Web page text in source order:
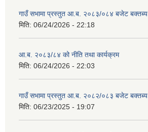
गाउँ सभामा प्रस्तुत आ.ब. २०८३/०८४ बजेट बक्तब्य
मिति: 06/24/2026 - 22:18
आ.ब. २०८३/८४ को नीति तथा कार्यक्रम
मिति: 06/24/2026 - 22:03
गाउँ सभामा प्रस्तुत आ.ब. २०८२/०८३ बजेट बक्तब्य
मिति: 06/23/2025 - 19:07